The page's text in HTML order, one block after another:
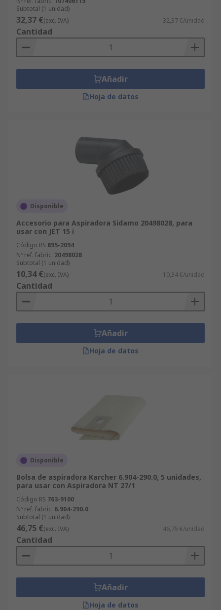
Subtotal (1 unidad)
32,37 €(exc. IVA) 32,37 €/unidad
Cantidad
Añadir
Hoja de datos
Disponible
Accesorio para Aspiradora Sidamo 20498028, para
usar con JET 15 i
Código RS 895-2094
Nº ref. fabric. 20498028
Subtotal (1 unidad)
10,34 €(exc. IVA) 10,34 €/unidad
Cantidad
Añadir
Hoja de datos
Disponible
Bolsa de aspiradora Karcher 6.904-290.0, 5 unidades,
para usar con Aspiradora NT 27/1
Código RS 763-9100
Nº ref. fabric. 6.904-290.0
Subtotal (1 unidad)
46,75 €(exc. IVA) 46,75 €/unidad
Cantidad
Añadir
Hoja de datos